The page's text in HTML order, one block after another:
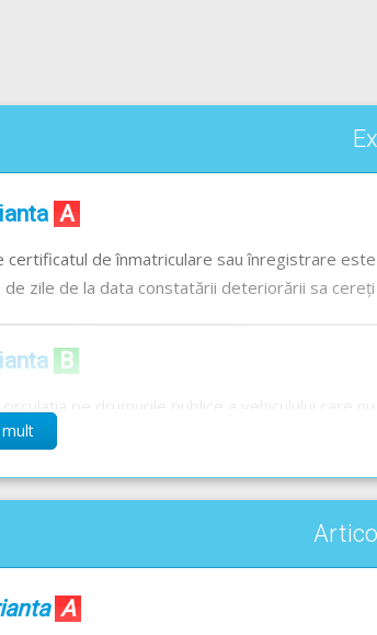
A
certificatul de înmatriculare sau înregistrare
de zile de la data constatării deteriorării sa
B
(RCA).
C
a drumurilor nu se percepe pe toate
A